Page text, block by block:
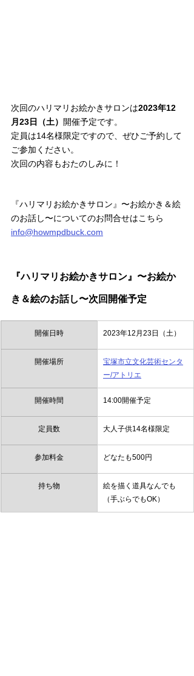
次回のハリマリお絵かきサロンは2023年12
月23日（土） 開催予定です。
定員は14名様限定ですので、ぜひご予約して
ご参加ください。
次回の内容もおたのしみに！
『ハリマリお絵かきサロン』〜お絵かき＆絵
のお話し〜についてのお問合せはこちら
info@howmpdbuck.com
『ハリマリお絵かきサロン』〜お絵か
き＆絵のお話し〜次回開催予定
開催日時 2023年12月23日（土）
開催場所
宝塚市立文化芸術センタ
ー/アトリエ
開催時間 14:00開催予定
定員数 大人子供14名様限定
参加料金 どなたも500円
持ち物
絵を描く道具なんでも
（手ぶらでもOK）